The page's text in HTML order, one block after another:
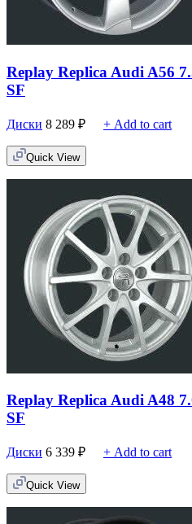
Replay Replica Audi A56
SF
Диски 8 289 ₽ + Add to cart
Quick View
Replay Replica Audi A48
SF
Диски 6 339 ₽ + Add to cart
Quick View